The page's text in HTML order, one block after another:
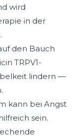
wird
in der
den Bauch
TRPV1-
lindern —
kann bei Angst
sein.